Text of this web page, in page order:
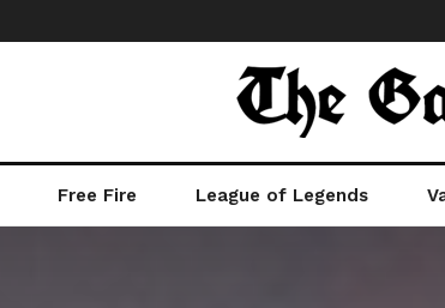
Free Fire League of Legends